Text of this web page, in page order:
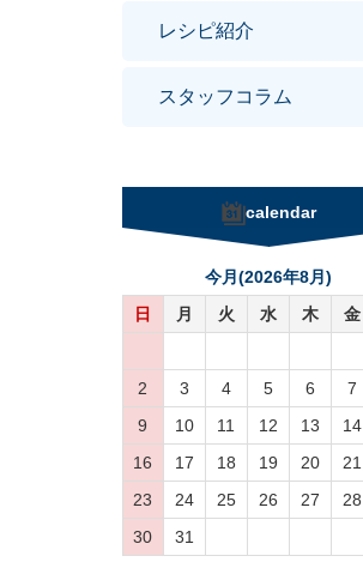
レシピ紹介
スタッフコラム
calendar
今月(2026年8月)
日
月 火 水 木 金
2
3 4 5 6 7
9
10 11 12 13 14
16
17 18 19 20 21
23
24 25 26 27 28
30
31